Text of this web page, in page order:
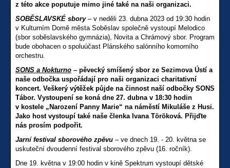
z této akce poputuje mimo jiné také na naši organizaci.
SOBĚSLAVSKÉ sbory – v neděli 23. dubna 2023 od 19:30 hodin
v Kulturním Domě města Soběslav společně vystoupí Melodico
(sbor soběslavského gymnázia), Novita a Chrámový sbor. Program
bude obohacen o spoluúčast Plánského salónního komorního
orchestru.
SONS a Nokturno – pěvecký smíšený sbor ze Sezimova Ústí a
naše odbočka uspořádají pro naši organizaci charitativní
koncert. Veškerý výtěžek půjde na činnost naší odbočky SONS
Tábor. Vystoupení se koná dne 27. dubna v 18:30 hodin
v kostele „Narození Panny Marie“ na náměstí Mikuláše z Husi.
Jako host vystoupí také naše členka Ivana Töröková. Přijďte
nás prosím podpořit.
Jarní festival sborového zpěvu – ve dnech 19. - 20. května se
uskuteční dvoudenní festival sborového zpěvu (16. ročník).
Dne 19. května v 19:00 hodin v kině Spektrum vystoupí dětské